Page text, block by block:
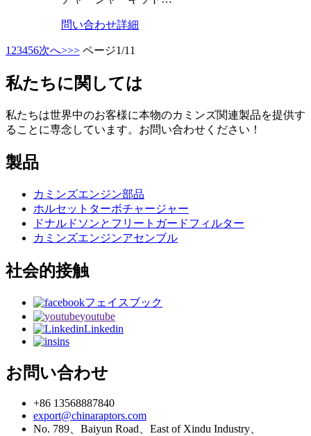
問い合わせ詳細
1 23456次へ>>> ページ1/11
私たちに関しては
私たちは世界中のお客様に本物のカミンズ関連製品を提供す
ることに専念しています。お問い合わせください！
製品
カミンズエンジン部品
ホルセットターボチャージャー
ドナルドソンとフリートガードフィルター
カミンズエンジンアセンブル
社会的接触
フェイスブック
youtube
Linkedin
ins
お問い合わせ
+86 13568887840
export@chinaraptors.com
No. 789、Baiyun Road、East of Xindu Industry、